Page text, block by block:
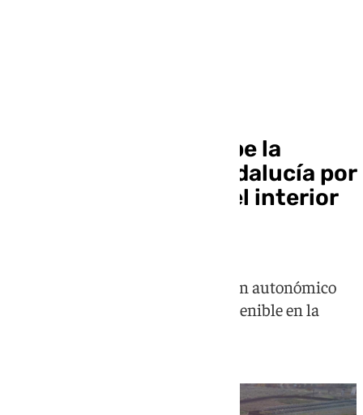
Laberintus Park recibe la
Estrella de Oro de Andalucía por
su valor turístico en el interior
El parque de ocio recibe el galardón autonómico
por su apuesta por el turismo sostenible en la